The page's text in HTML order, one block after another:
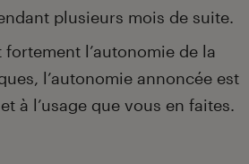
plusieurs mois de suite.
l’autonomie de la
l’autonomie annoncée est
à l’usage que vous en faites.